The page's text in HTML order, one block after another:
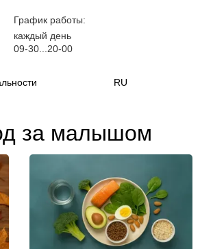
График работы:
каждый день
09-30...20-00
RU
за малышом